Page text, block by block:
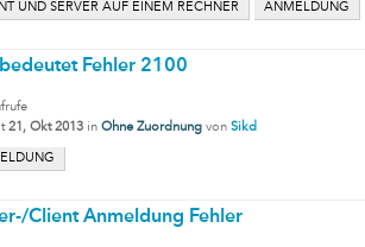
UND SERVER AUF EINEM RECHNER ANMELDUNG
Fehler 2100
21, Okt 2013 in Ohne Zuordnung von Sikd
Client Anmeldung Fehler